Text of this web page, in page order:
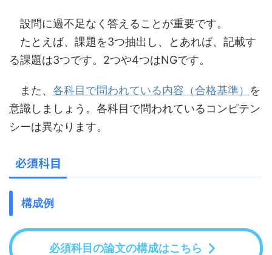
設問に過不足なく答えることが重要です。
たとえば、課題を3つ抽出し、とあれば、記載す
る課題は3つです。2つや4つはNGです。
また、 各科目で問われている内容（合格基準） を
意識しましょう。各科目で問われているコンピテン
シーは異なります。
必須科目
構成例
必須科目の論文の構成はこちら